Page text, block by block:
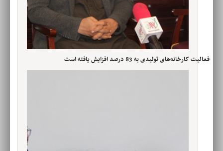
فعالیت کارخانه‌های تولیدی به 83 درصد افزایش یافته است